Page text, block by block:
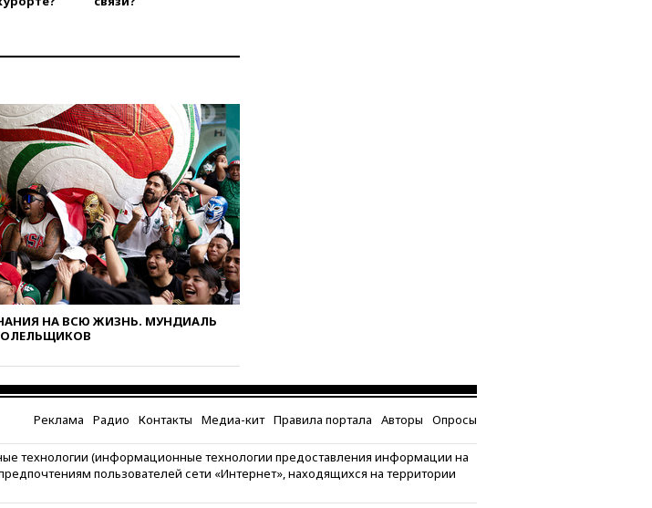
вчера, 18:55 Минобороны
Черном море
чемпионами на олимпиаде по
ИИ
вчера, 18:39Два человека
погибли в результате удара
ВСУ по многоэтажке в Керчи
вчера, 18:25Беспилотник
атаковал турецкий сухогруз у
побережья Новороссийска
вчера, 18:18Товарооборот
Китая и России вырос в этом
году более чем на четверть
вчера, 17:55
авиакомпании США обязали
наличие трещин
вчера, 17:35 В Казани
НА ВСЮ ЖИЗНЬ. МУНДИАЛЬ
Реклама Радио Контакты Медиа-кит Правила портала Авторы Опросы
технологии (информационные технологии предоставления информации на
пользователей сети «Интернет», находящихся на территории